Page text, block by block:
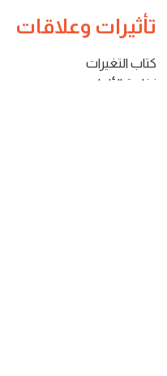
تأثيرات وعلاقات
كتاب التغيرات
نظرية الألوان